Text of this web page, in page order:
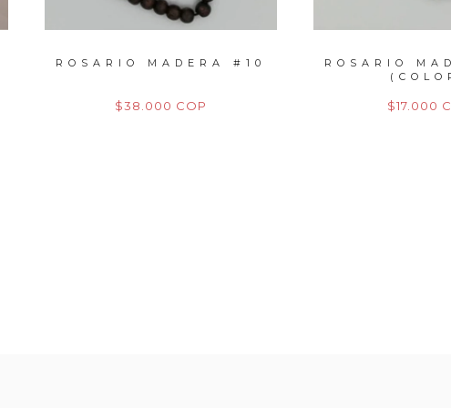
ROSARIO MADERA #10
$38.000 COP
ROSARIO
$17.000